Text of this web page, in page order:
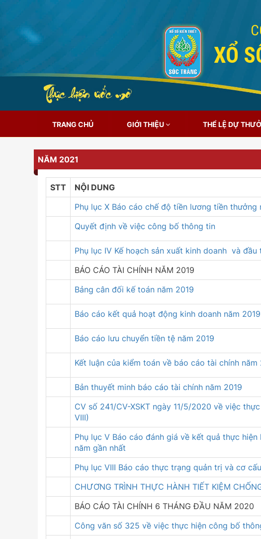
XỔ
TRANG CHỦ GIỚI THIỆU THỂ LỆ DỰ
* * Vé
NĂM 2021
STT
NỘI DUNG
Phụ lục X Báo cáo chế độ tiền lương tiền thưởng
Quyết định về việc công bố thông tin
Phụ lục IV Kế hoạch sản xuất kinh doanh và
BÁO CÁO TÀI CHÍNH NĂM 2019
Bảng cân đối kế toán năm 2019
Báo cáo kết quả hoạt động kinh doanh năm 2019
Báo cáo lưu chuyển tiền tệ năm 2019
Kết luận của kiểm toán về báo cáo tài chính năm
Bản thuyết minh báo cáo tài chính năm 2019
CV số 241/CV-XSKT ngày 11/5/2020 về việc
VIII)
Phụ lục V Báo cáo đánh giá về kết quả thực
năm gần nhất
Phụ lục VIII Báo cáo thực trạng quản trị và cơ
CHƯƠNG TRÌNH THỰC HÀNH TIẾT KIỆM
BÁO CÁO TÀI CHÍNH 6 THÁNG ĐẦU NĂM 2020
Công văn số 325 về việc thực hiện công bố